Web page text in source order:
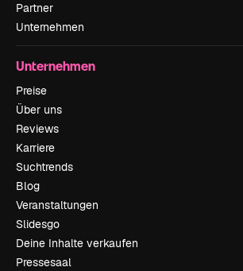
Partner
Unternehmen
Unternehmen
Preise
Über uns
Reviews
Karriere
Suchtrends
Blog
Veranstaltungen
Slidesgo
Deine Inhalte verkaufen
Pressesaal